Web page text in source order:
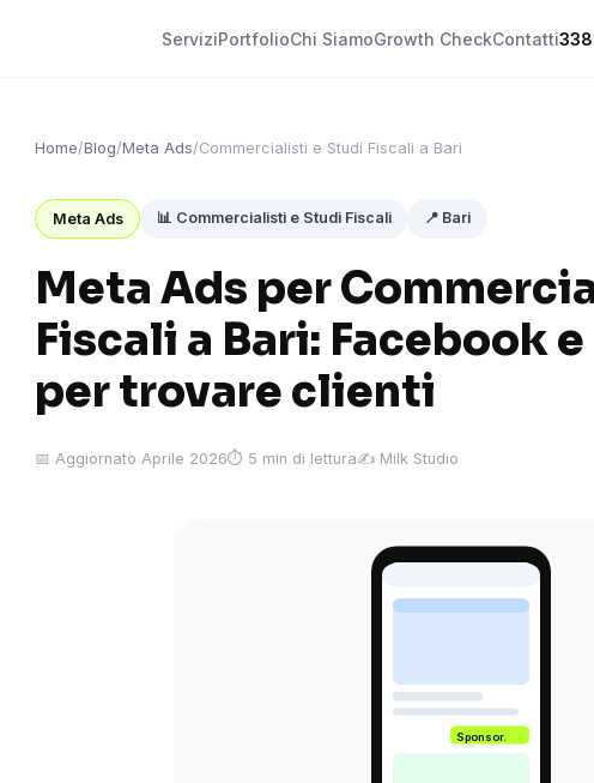
ServiziPortfolioChi SiamoGrowth CheckContatti
Home/Blog/Meta Ads/Commercialisti e Studi Fiscali a Bari
Meta Ads 📊 Commercialisti e Studi Fiscali 📍 Bari
Meta Ads per
Fiscali a Bari: Facebook
per trovare clienti
📅 Aggiornato Aprile 2026⏱ 5 min di lettura✍️ Milk Studio
Sponsor.